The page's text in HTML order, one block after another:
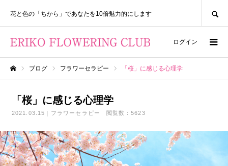
花と色の「ちから」であなたを10倍魅力的にします
ログイン
ブログ フラワーセラピー 「桜」に感じる心理学
「桜」に感じる心理学
2021.03.15 フラワーセラピー 閲覧数：5623